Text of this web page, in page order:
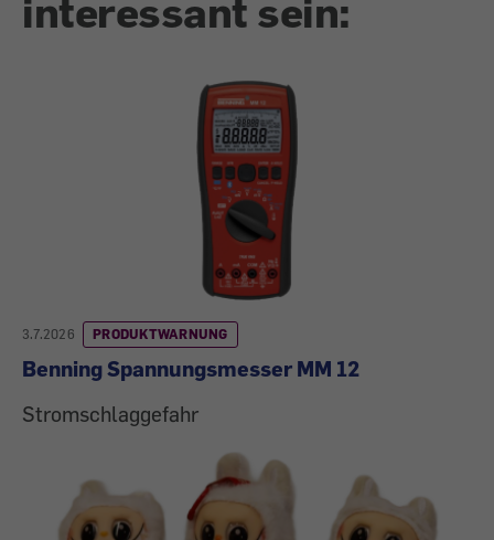
interessant sein:
3.7.2026 PRODUKTWARNUNG
Benning Spannungsmesser MM 12
Stromschlaggefahr